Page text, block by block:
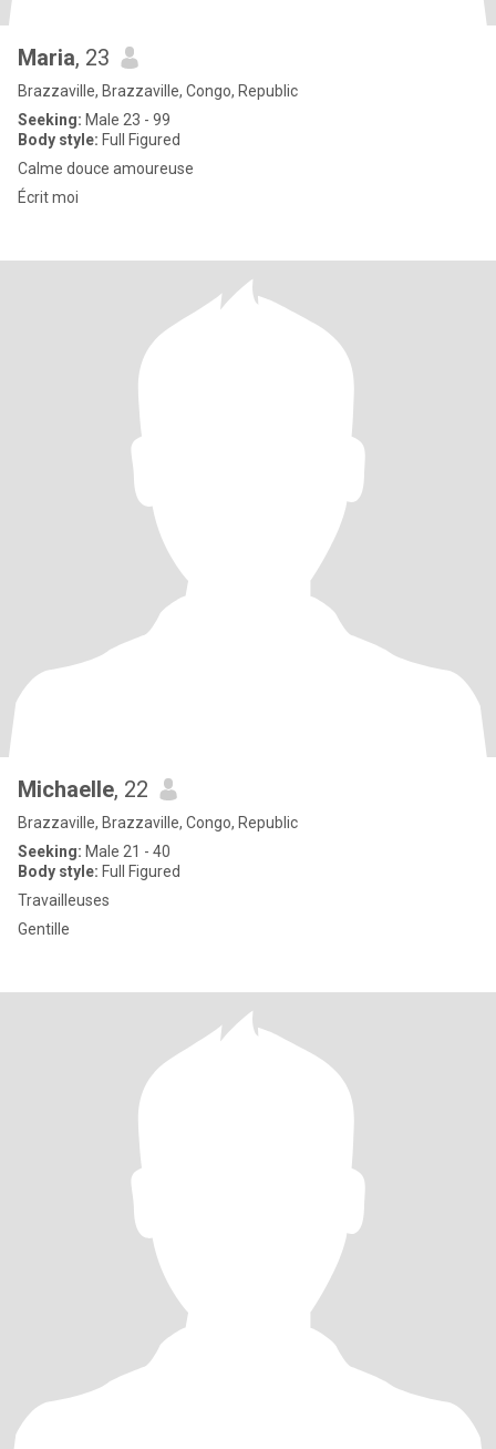
Maria, 23
Brazzaville, Brazzaville, Congo, Republic
Seeking: Male 23 - 99
Body style: Full Figured
Calme douce amoureuse
Écrit moi
Michaelle, 22
Brazzaville, Brazzaville, Congo, Republic
Seeking: Male 21 - 40
Body style: Full Figured
Travailleuses
Gentille